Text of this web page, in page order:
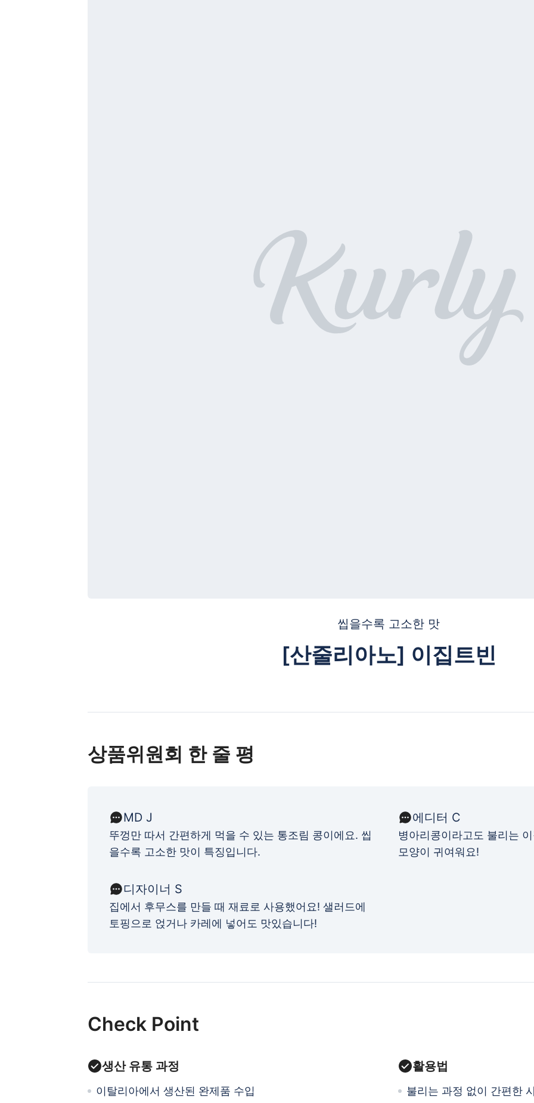
씹을수록 고소한 맛
[산줄리아노] 이집트빈
상품위원회 한 줄 평
MD J
뚜껑만 따서 간편하게 먹을 수 있는 통조림 콩이에요. 씹
을수록 고소한 맛이 특징입니다.
에디터 C
병아리콩이라고도 불리는
모양이 귀여워요!
디자이너 S
집에서 후무스를 만들 때 재료로 사용했어요! 샐러드에
토핑으로 얹거나 카레에 넣어도 맛있습니다!
Check Point
생산 유통 과정
이탈리아에서 생산된 완제품 수입
활용법
불리는 과정 없이 간편한